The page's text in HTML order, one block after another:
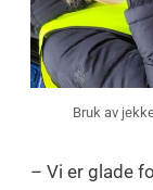
Bruk av
– Vi er glade